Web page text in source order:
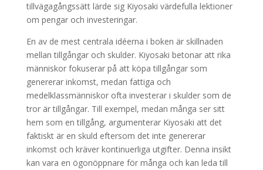
tillvägagångssätt lärde sig Kiyosaki värdefulla lektioner
om pengar och investeringar.
En av de mest centrala idéerna i boken är skillnaden
mellan tillgångar och skulder. Kiyosaki betonar att rika
människor fokuserar på att köpa tillgångar som
genererar inkomst, medan fattiga och
medelklassmänniskor ofta investerar i skulder som de
tror är tillgångar. Till exempel, medan många ser sitt
hem som en tillgång, argumenterar Kiyosaki att det
faktiskt är en skuld eftersom det inte genererar
inkomst och kräver kontinuerliga utgifter. Denna insikt
kan vara en ögonöppnare för många och kan leda till